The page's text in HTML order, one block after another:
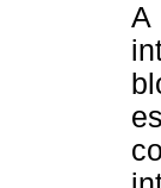
A